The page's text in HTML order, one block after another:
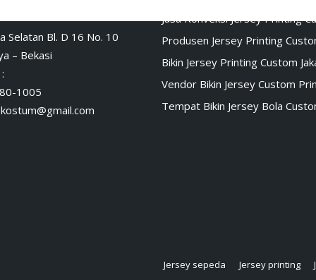
Selatan Bl. D 16 No. 10
– Bekasi
1005
Jasa Konveksi Jersey Printing
Produsen Jersey Printing
Bikin Jersey Printing Custom
Vendor Bikin Jersey Custom
Tempat Bikin Jersey Bola
Jersey sepeda Jersey printing